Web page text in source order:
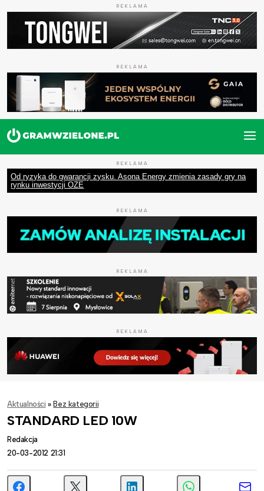
REKLAMA
REKLAMA
REKLAMA
Od ryzyka do gwarancji zysku. Asona Energy zmienia zasady gry na
rynku inwestycji OZE
REKLAMA
REKLAMA
REKLAMA
Aktualności » Bez kategorii
STANDARD LED 10W
Redakcja
20-03-2012 21:31